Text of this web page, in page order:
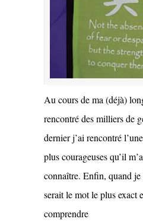
Au cours de ma (déjà)
rencontré des milliers de
dernier j’ai rencontré
plus courageuses qu’il
connaître. Enfin, quand
serait le mot le plus exact
comprendre